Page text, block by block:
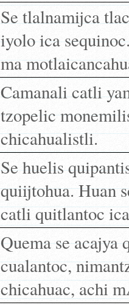
Se tlalnamijca
iyolo ica
ma
Camanali catli
tzopelic
chicahualistli.
Se huelis
quiijtohua. Huan
catli quitlantoc
Quema se
cualantoc,
chicahuac, achi